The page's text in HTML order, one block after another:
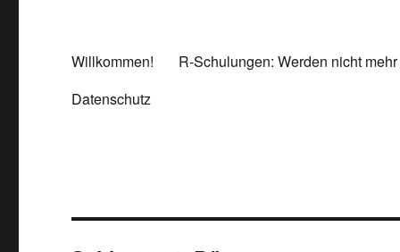
Willkommen! R-Schulungen: Werden nicht
Datenschutz